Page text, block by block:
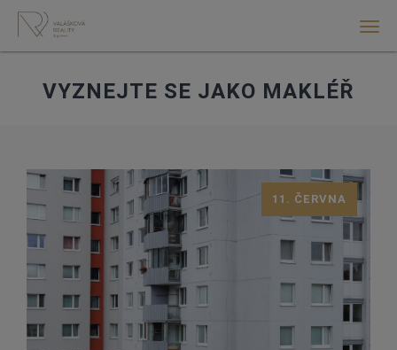
VYZNEJTE SE JAKO MAKLÉŘ
11. ČERVNA